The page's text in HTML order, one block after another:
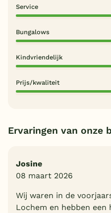
Service
Bungalows
Kindvriendelijk
Prijs/kwaliteit
Ervaringen van onze
Josine
08 maart 2026
Wij waren in de
Lochem en hebben een